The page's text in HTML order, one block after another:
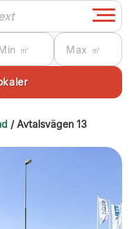
/ Avtalsvägen 13